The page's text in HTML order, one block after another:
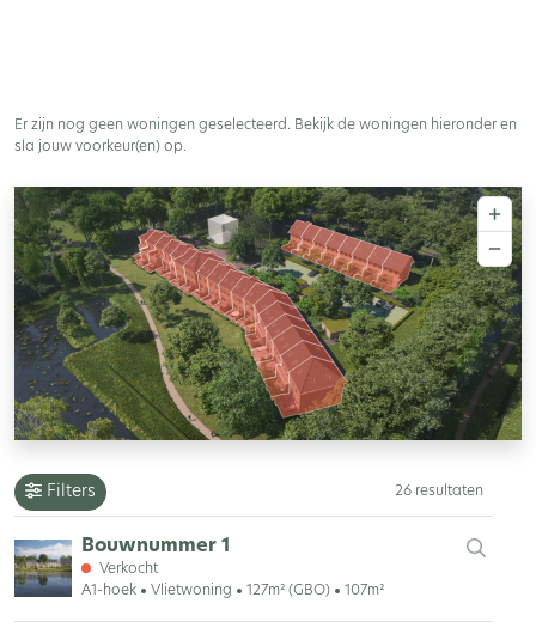
Er zijn nog geen woningen geselecteerd. Bekijk de woningen hieronder en
sla jouw voorkeur(en) op.
Filters 26 resultaten
Bouwnummer 1
Verkocht
A1-hoek
Vlietwoning 127m² (GBO) 107m²